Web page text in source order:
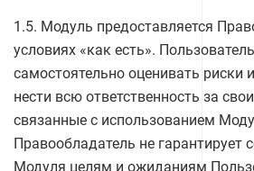
1.5. Модуль предоставляется
условиях «как есть».
самостоятельно оценивать риски
нести всю ответственность за
связанные с использованием
Правообладатель не гарантирует
Модуля целям и ожиданиям